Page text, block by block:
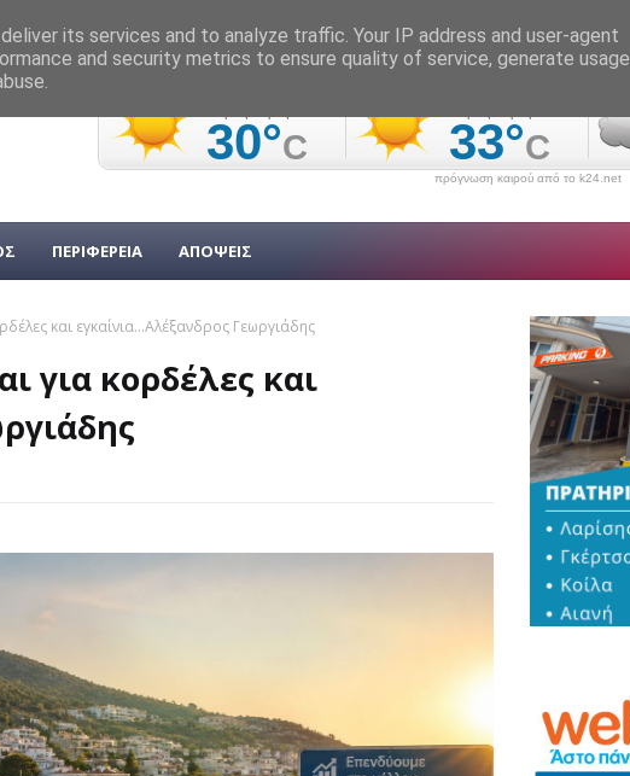
πρόγνωση καιρού από το k24.net
ΠΕΡΙΦΕΡΕΙΑ ΑΠΟΨΕΙΣ
και εγκαίνια...Αλέξανδρος Γεωργιάδης
για κορδέλες και
its services and to analyze traffic. Your IP address and user-agent
and security metrics to ensure quality of service, generate usage